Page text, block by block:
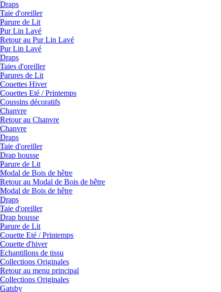
Draps
Taie d'oreiller
Parure de Lit
Pur Lin Lavé
Retour au Pur Lin Lavé
Pur Lin Lavé
Draps
Taies d'oreiller
Parures de Lit
Couettes Hiver
Couettes Eté / Printemps
Coussins décoratifs
Chanvre
Retour au Chanvre
Chanvre
Draps
Taie d'oreiller
Drap housse
Parure de Lit
Modal de Bois de hêtre
Retour au Modal de Bois de hêtre
Modal de Bois de hêtre
Draps
Taie d'oreiller
Drap housse
Parure de Lit
Couette Eté / Printemps
Couette d'hiver
Echantillons de tissu
Collections Originales
Retour au menu principal
Collections Originales
Gatsby